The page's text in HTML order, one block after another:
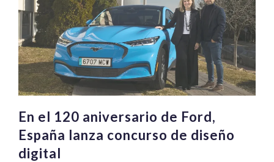
En el 120 aniversario de Ford,
España lanza concurso de diseño
digital